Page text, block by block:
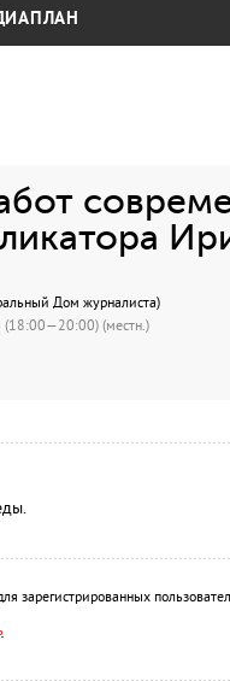
Дом журналиста)
(18:00—20:00) (местн.)
зарегистрированных